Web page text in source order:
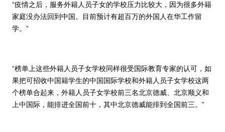
“疫情之后，服务外籍人员子女的学校压力比较大，因为很多外籍
家庭没办法回到中国。目前预计有超百万的外国人在华工作留
学。”
“榜单上这些外籍人员子女学校同样很受国际教育专家的认可，如
果把可招收中国籍学生的中国国际学校和外籍人员子女学校这两
个榜单合起来，外籍人员子女学校前三名北京德威、北京顺义和
上中国际，能排进全国前十，其中北京德威能排到全国前三。”